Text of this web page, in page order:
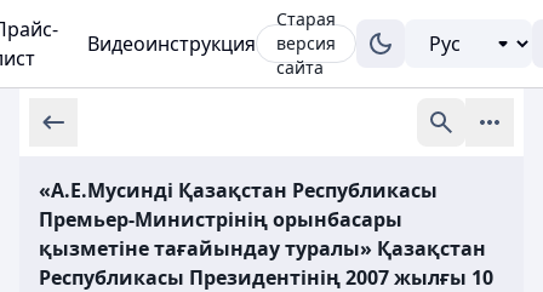
Видеоинструкция
Старая
версия
сайта
«А.Е.Мусинді Қазақстан Республикасы
Премьер-Министрінің орынбасары
қызметіне тағайындау туралы» Қазақстан
Республикасы Президентінің 2007 жылғы 10